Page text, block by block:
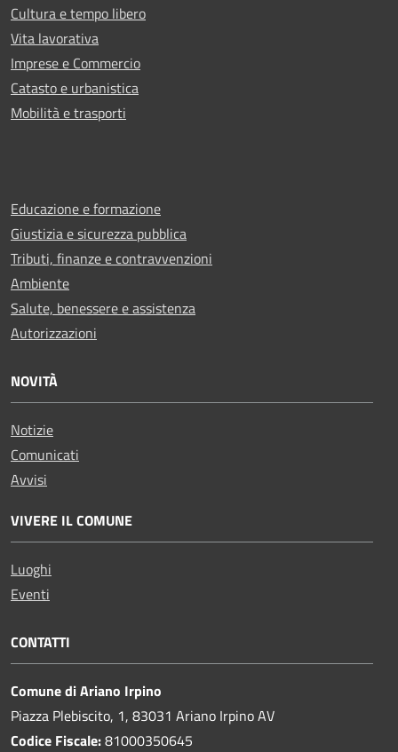
Cultura e tempo libero
Vita lavorativa
Imprese e Commercio
Catasto e urbanistica
Mobilità e trasporti
Educazione e formazione
Giustizia e sicurezza pubblica
Tributi, finanze e contravvenzioni
Ambiente
Salute, benessere e assistenza
Autorizzazioni
NOVITÀ
Notizie
Comunicati
Avvisi
VIVERE IL COMUNE
Luoghi
Eventi
CONTATTI
Comune di Ariano Irpino
Piazza Plebiscito, 1, 83031 Ariano Irpino AV
Codice Fiscale:81000350645